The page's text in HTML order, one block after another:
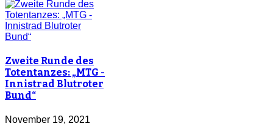
Zweite Runde des
Totentanzes: „MTG -
Innistrad Blutroter
Bund“
November 19, 2021